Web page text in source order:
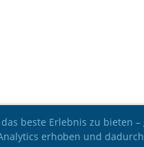
beste Erlebnis zu bieten
erhoben und